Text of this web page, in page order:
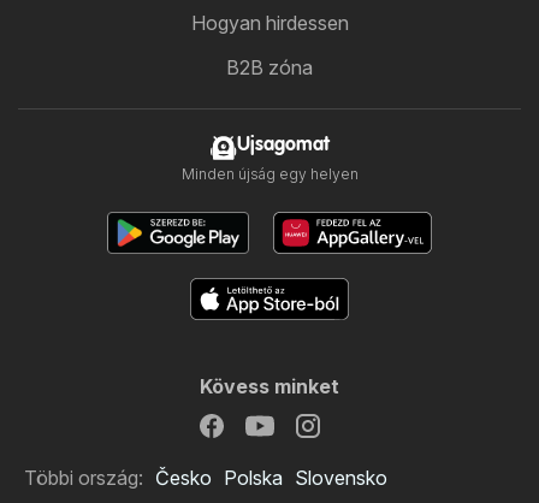
Hogyan hirdessen
B2B zóna
Ujsagomat
Minden újság egy helyen
Kövess minket
Többi ország: Česko Polska Slovensko